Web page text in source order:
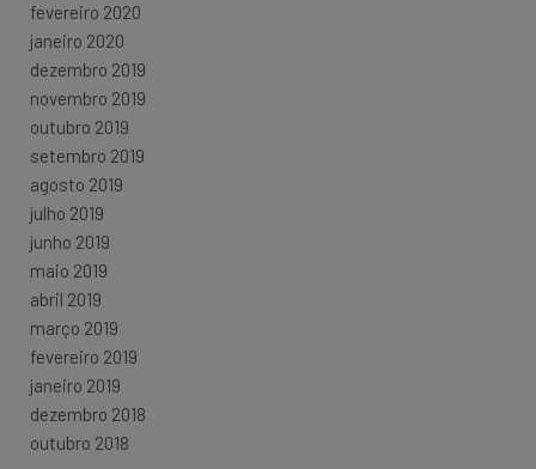
fevereiro 2020
janeiro 2020
dezembro 2019
novembro 2019
outubro 2019
setembro 2019
agosto 2019
julho 2019
junho 2019
maio 2019
abril 2019
março 2019
fevereiro 2019
janeiro 2019
dezembro 2018
outubro 2018